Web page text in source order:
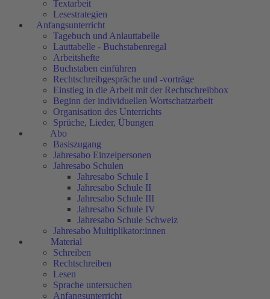
Textarbeit
Lesestrategien
Anfangsunterricht
Tagebuch und Anlauttabelle
Lauttabelle - Buchstabenregal
Arbeitshefte
Buchstaben einführen
Rechtschreibgespräche und -vorträge
Einstieg in die Arbeit mit der Rechtschreibbox
Beginn der individuellen Wortschatzarbeit
Organisation des Unterrichts
Sprüche, Lieder, Übungen
Abo
Basiszugang
Jahresabo Einzelpersonen
Jahresabo Schulen
Jahresabo Schule I
Jahresabo Schule II
Jahresabo Schule III
Jahresabo Schule IV
Jahresabo Schule Schweiz
Jahresabo Multiplikator:innen
Material
Schreiben
Rechtschreiben
Lesen
Sprache untersuchen
Anfangsunterricht